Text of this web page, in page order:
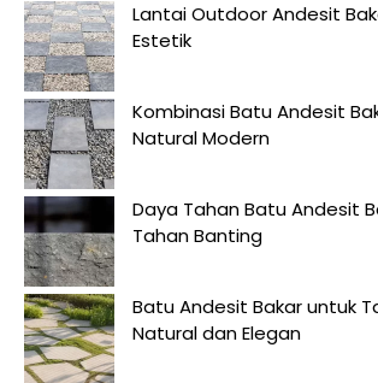
Lantai Outdoor Andesit
Estetik
Kombinasi Batu Andesit
Natural Modern
Daya Tahan Batu Andesit
Tahan Banting
Batu Andesit Bakar untuk
Natural dan Elegan